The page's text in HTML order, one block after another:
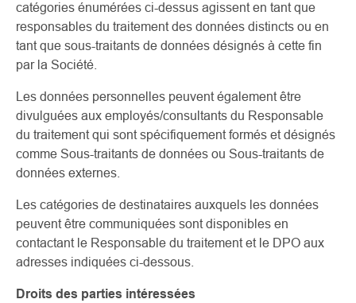
catégories énumérées ci-dessus agissent en tant que
responsables du traitement des données distincts ou en
tant que sous-traitants de données désignés à cette fin
par la Société.
Les données personnelles peuvent également être
divulguées aux employés/consultants du Responsable
du traitement qui sont spécifiquement formés et désignés
comme Sous-traitants de données ou Sous-traitants de
données externes.
Les catégories de destinataires auxquels les données
peuvent être communiquées sont disponibles en
contactant le Responsable du traitement et le DPO aux
adresses indiquées ci-dessous.
Droits des parties intéressées